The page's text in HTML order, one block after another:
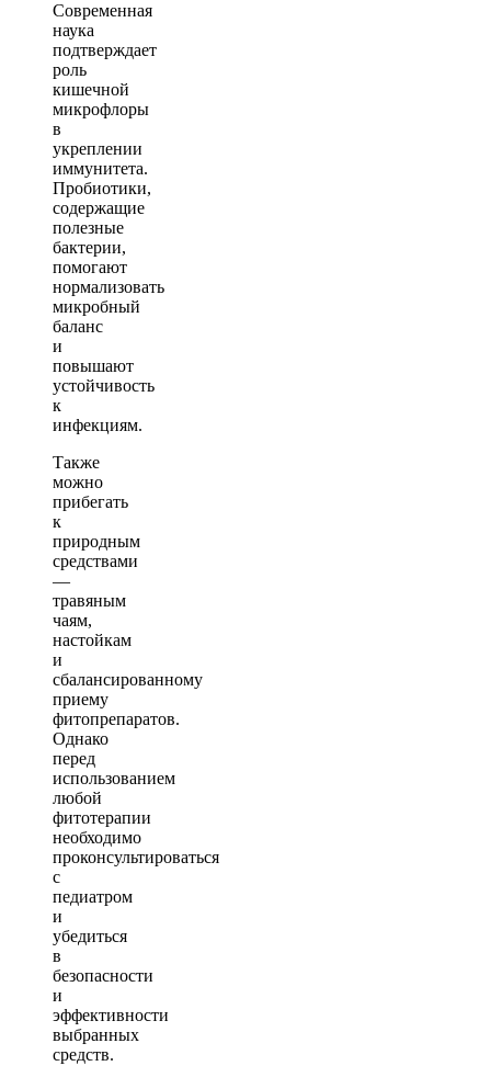
Современная
наука
подтверждает
роль
кишечной
микрофлоры
в
укреплении
иммунитета.
Пробиотики,
содержащие
полезные
бактерии,
помогают
нормализовать
микробный
баланс
и
повышают
устойчивость
к
инфекциям.
Также
можно
прибегать
к
природным
средствами
—
травяным
чаям,
настойкам
и
сбалансированному
приему
фитопрепаратов.
Однако
перед
использованием
любой
фитотерапии
необходимо
проконсультироваться
с
педиатром
и
убедиться
в
безопасности
и
эффективности
выбранных
средств.